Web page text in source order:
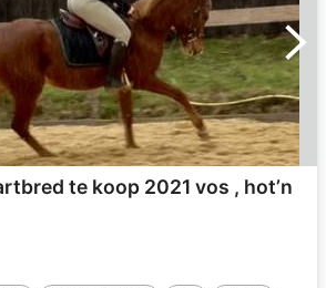
te koop 2021 vos , hot’n